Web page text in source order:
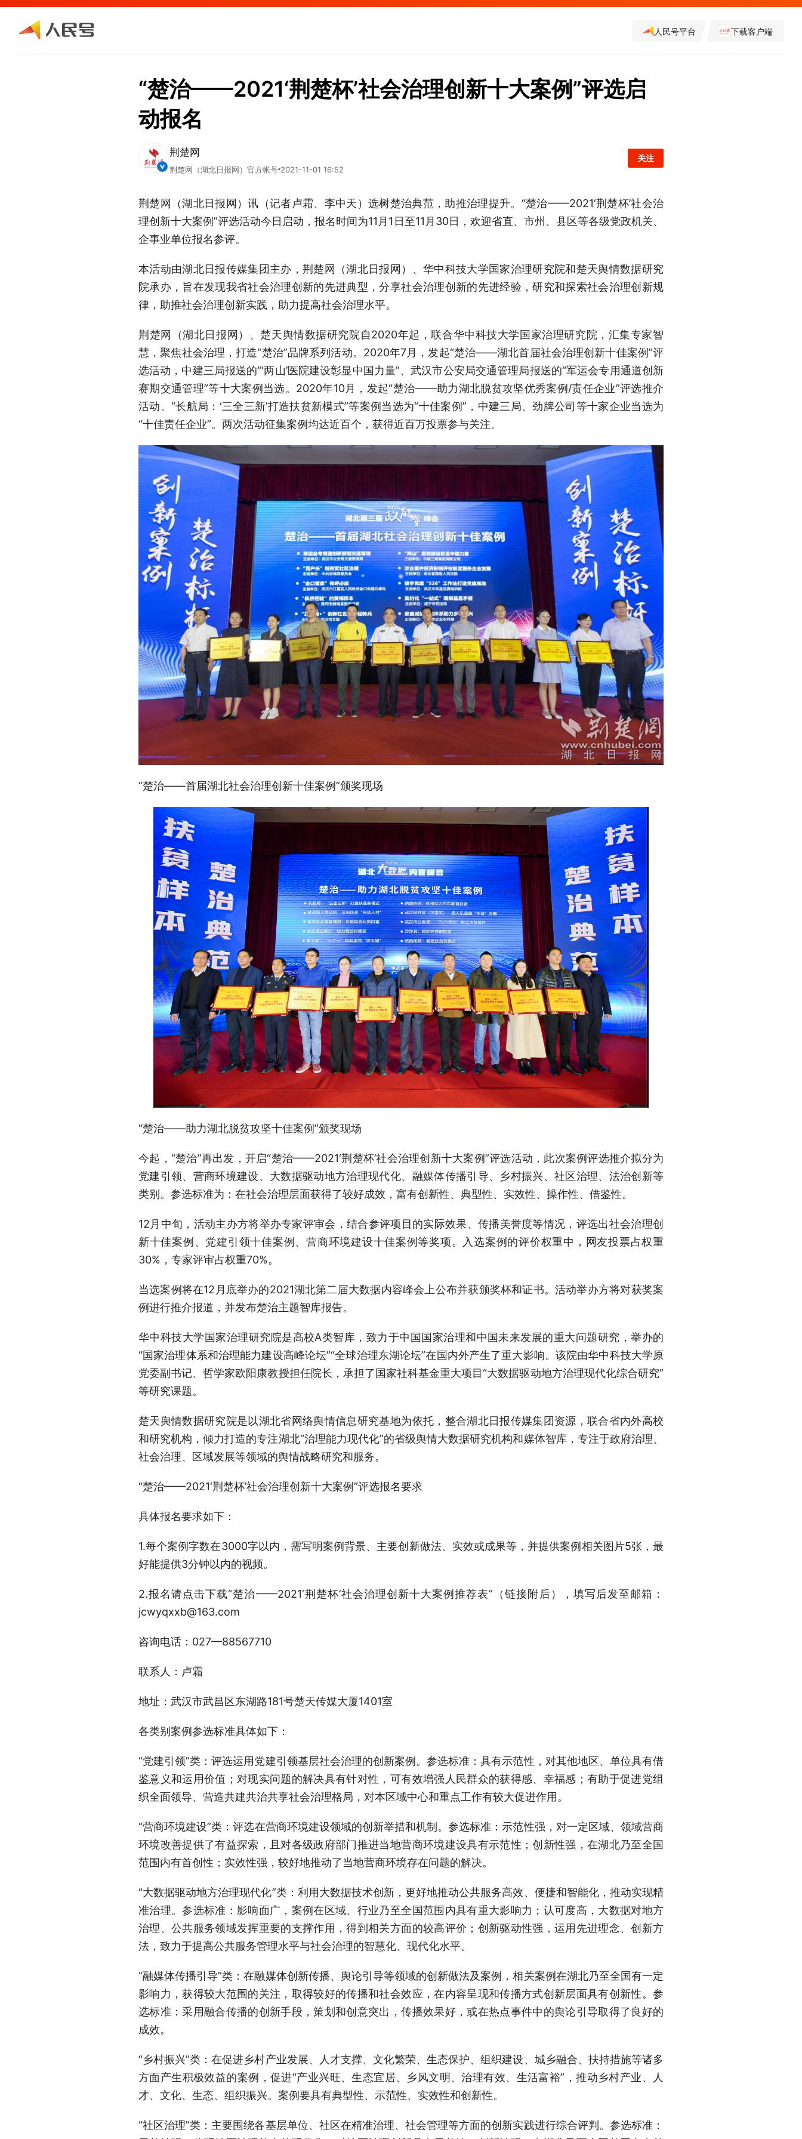
人民号平台 下载客户端
“楚治——2021‘荆楚杯’社会治理创新十大案例”评选启
动报名
荆楚网
荆楚网（湖北日报网）官方帐号 2021-11-01 16:52
关注
荆楚网（湖北日报网）讯（记者卢霜、李中天）选树楚治典范，助推治理提升。“楚治——2021‘荆楚杯’社会治
理创新十大案例”评选活动今日启动，报名时间为11月1日至11月30日，欢迎省直、市州、县区等各级党政机关、
企事业单位报名参评。
本活动由湖北日报传媒集团主办，荆楚网（湖北日报网）、华中科技大学国家治理研究院和楚天舆情数据研究
院承办，旨在发现我省社会治理创新的先进典型，分享社会治理创新的先进经验，研究和探索社会治理创新规
律，助推社会治理创新实践，助力提高社会治理水平。
荆楚网（湖北日报网）、楚天舆情数据研究院自2020年起，联合华中科技大学国家治理研究院，汇集专家智
慧，聚焦社会治理，打造“楚治”品牌系列活动。2020年7月，发起“楚治——湖北首届社会治理创新十佳案例”评
选活动，中建三局报送的“‘两山’医院建设彰显中国力量”、武汉市公安局交通管理局报送的“军运会专用通道创新
赛期交通管理”等十大案例当选。2020年10月，发起“楚治——助力湖北脱贫攻坚优秀案例/责任企业”评选推介
活动。“长航局：‘三全三新’打造扶贫新模式”等案例当选为“十佳案例”，中建三局、劲牌公司等十家企业当选为
“十佳责任企业”。两次活动征集案例均达近百个，获得近百万投票参与关注。
“楚治——首届湖北社会治理创新十佳案例”颁奖现场
“楚治——助力湖北脱贫攻坚十佳案例”颁奖现场
今起，“楚治”再出发，开启“楚治——2021‘荆楚杯’社会治理创新十大案例”评选活动，此次案例评选推介拟分为
党建引领、营商环境建设、大数据驱动地方治理现代化、融媒体传播引导、乡村振兴、社区治理、法治创新等
类别。参选标准为：在社会治理层面获得了较好成效，富有创新性、典型性、实效性、操作性、借鉴性。
12月中旬，活动主办方将举办专家评审会，结合参评项目的实际效果、传播美誉度等情况，评选出社会治理创
新十佳案例、党建引领十佳案例、营商环境建设十佳案例等奖项。入选案例的评价权重中，网友投票占权重
30%，专家评审占权重70%。
当选案例将在12月底举办的2021湖北第二届大数据内容峰会上公布并获颁奖杯和证书。活动举办方将对获奖案
例进行推介报道，并发布楚治主题智库报告。
华中科技大学国家治理研究院是高校A类智库，致力于中国国家治理和中国未来发展的重大问题研究，举办的
“国家治理体系和治理能力建设高峰论坛”“全球治理东湖论坛”在国内外产生了重大影响。该院由华中科技大学原
党委副书记、哲学家欧阳康教授担任院长，承担了国家社科基金重大项目“大数据驱动地方治理现代化综合研究”
等研究课题。
楚天舆情数据研究院是以湖北省网络舆情信息研究基地为依托，整合湖北日报传媒集团资源，联合省内外高校
和研究机构，倾力打造的专注湖北“治理能力现代化”的省级舆情大数据研究机构和媒体智库，专注于政府治理、
社会治理、区域发展等领域的舆情战略研究和服务。
“楚治——2021‘荆楚杯’社会治理创新十大案例”评选报名要求
具体报名要求如下：
1.每个案例字数在3000字以内，需写明案例背景、主要创新做法、实效或成果等，并提供案例相关图片5张，最
好能提供3分钟以内的视频。
2.报名请点击下载“楚治——2021‘荆楚杯’社会治理创新十大案例推荐表”（链接附后），填写后发至邮箱：
jcwyqxxb@163.com
咨询电话：027—88567710
联系人：卢霜
地址：武汉市武昌区东湖路181号楚天传媒大厦1401室
各类别案例参选标准具体如下：
“党建引领”类：评选运用党建引领基层社会治理的创新案例。参选标准：具有示范性，对其他地区、单位具有借
鉴意义和运用价值；对现实问题的解决具有针对性，可有效增强人民群众的获得感、幸福感；有助于促进党组
织全面领导、营造共建共治共享社会治理格局，对本区域中心和重点工作有较大促进作用。
“营商环境建设”类：评选在营商环境建设领域的创新举措和机制。参选标准：示范性强，对一定区域、领域营商
环境改善提供了有益探索，且对各级政府部门推进当地营商环境建设具有示范性；创新性强，在湖北乃至全国
范围内有首创性；实效性强，较好地推动了当地营商环境存在问题的解决。
“大数据驱动地方治理现代化”类： 利用大数据技术创新，更好地推动公共服务高效、便捷和智能化，推动实现精
准治理。参选标准：影响面广，案例在区域、行业乃至全国范围内具有重大影响力；认可度高，大数据对地方
治理、公共服务领域发挥重要的支撑作用，得到相关方面的较高评价；创新驱动性强，运用先进理念、创新方
法，致力于提高公共服务管理水平与社会治理的智慧化、现代化水平。
“融媒体传播引导”类：在融媒体创新传播、舆论引导等领域的创新做法及案例，相关案例在湖北乃至全国有一定
影响力，获得较大范围的关注，取得较好的传播和社会效应，在内容呈现和传播方式创新层面具有创新性。参
选标准：采用融合传播的创新手段，策划和创意突出，传播效果好，或在热点事件中的舆论引导取得了良好的
成效。
“乡村振兴”类：在促进乡村产业发展、人才支撑、文化繁荣、生态保护、组织建设、城乡融合、扶持措施等诸多
方面产生积极效益的案例，促进“产业兴旺、生态宜居、乡风文明、治理有效、生活富裕”，推动乡村产业、人
才、文化、生态、组织振兴。案例要具有典型性、示范性、实效性和创新性。
“社区治理”类： 主要围绕各基层单位、社区在精准治理、社会管理等方面的创新实践进行综合评判。参选标准：